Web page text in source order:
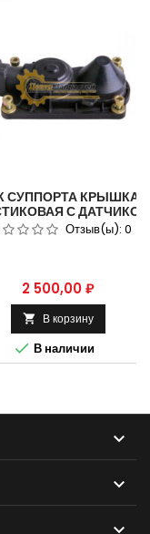
СУППОРТА КРЫШКА
С ДАТЧИКОМ
SN5.Отзыв(ы): 0
Цена
2 500,00 ₽
 В корзину
 В наличии

